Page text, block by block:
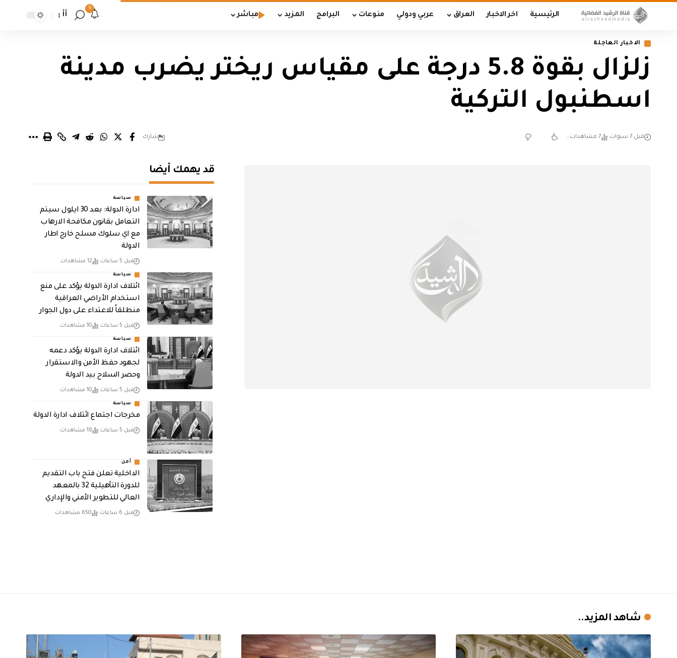
الرئيسية اخر الاخبار العراق عربي ودولي منوعات البرامج المزيد مباشر
9
أأ
الاخبار العاجلة
زلزال بقوة 5.8 درجة على مقياس ريختر يضرب مدينة
اسطنبول التركية
قبل 7 سنوات 7 مشاهدات شارك
قد يهمك أيضا
سياسة
ادارة الدولة: بعد 30 ايلول سيتم
التعامل بقانون مكافحة الارهاب
مع اي سلوك مسلح خارج اطار
الدولة
قبل 5 ساعات 12 مشاهدات
سياسة
ائتلاف ادارة الدولة يؤكد على منع
استخدام الأراضي العراقية
منطلقاً للاعتداء على دول الجوار
قبل 5 ساعات 10 مشاهدات
سياسة
ائتلاف ادارة الدولة يؤكد دعمه
لجهود حفظ الأمن والاستقرار
وحصر السلاح بيد الدولة
قبل 5 ساعات 10 مشاهدات
سياسة
مخرجات اجتماع ائتلاف ادارة الدولة
قبل 5 ساعات 18 مشاهدات
أمن
الداخلية تعلن فتح باب التقديم
للدورة التأهيلية 32 بالمعهد
العالي للتطوير الأمني والإداري
قبل 6 ساعات 650 مشاهدات
شاهد المزيد..